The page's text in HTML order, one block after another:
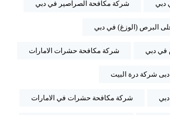
دبي شركة مكافحة الصراصير في دبي
البرص (الوزغ) في دبي
في دبي شركة مكافحة حشرات الامارات
شركة درة البيت
شركة مكافحة حشرات في الامارات